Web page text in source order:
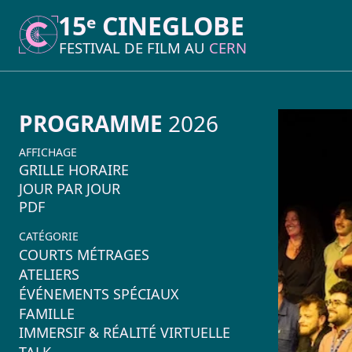
15ᵉ CINEGLOBE
FESTIVAL DE FILM AU CERN
PROGRAMME 2026
AFFICHAGE
GRILLE HORAIRE
JOUR PAR JOUR
PDF
CATÉGORIE
COURTS MÉTRAGES
ATELIERS
ÉVÉNEMENTS SPÉCIAUX
FAMILLE
IMMERSIF & RÉALITÉ VIRTUELLE
15ᵉ CINEGLOBE
FESTIVAL DE FILM AU CERN